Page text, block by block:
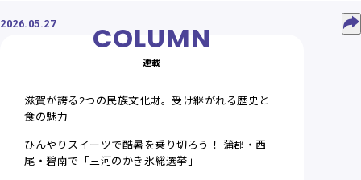
2026.05.27
連載
滋賀が誇る2つの民族文化財。受け継がれる歴史と
食の魅力
ひんやりスイーツで酷暑を乗り切ろう！ 蒲郡・西
尾・碧南で「三河のかき氷総選挙」